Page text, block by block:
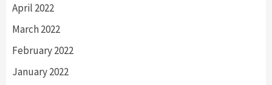
April 2022
March 2022
February 2022
January 2022